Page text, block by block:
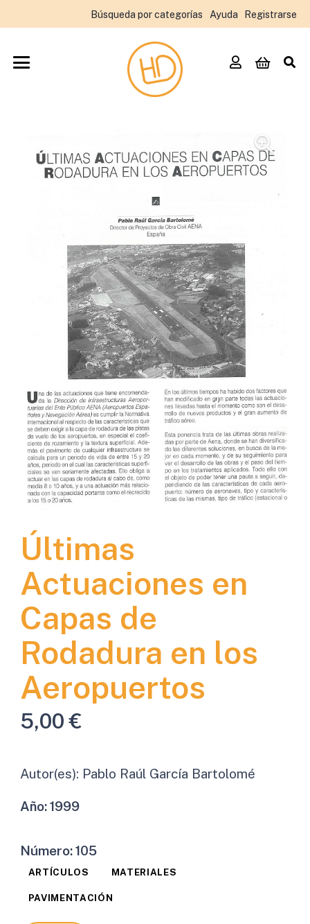
Búsqueda por categorías Ayuda Registrarse
Últimas
Actuaciones en
Capas de
Rodadura en los
Aeropuertos
5,00€
Autor(es): Pablo Raúl García Bartolomé
Año:1999
Número:105
ARTÍCULOS MATERIALES
PAVIMENTACIÓN